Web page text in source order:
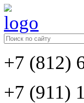
+7 (812)
+7 (911)